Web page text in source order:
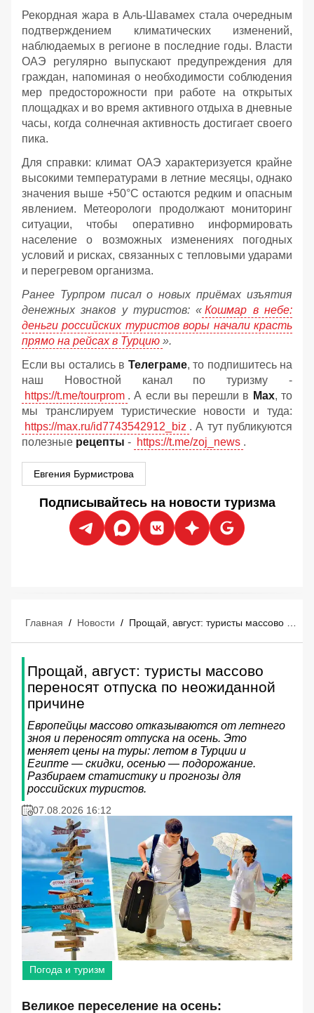
Рекордная жара в Аль-Шавамех стала очередным
подтверждением климатических изменений,
наблюдаемых в регионе в последние годы. Власти
ОАЭ регулярно выпускают предупреждения для
граждан, напоминая о необходимости соблюдения
мер предосторожности при работе на открытых
площадках и во время активного отдыха в дневные
часы, когда солнечная активность достигает своего
пика.
Для справки: климат ОАЭ характеризуется крайне
высокими температурами в летние месяцы, однако
значения выше +50°C остаются редким и опасным
явлением. Метеорологи продолжают мониторинг
ситуации, чтобы оперативно информировать
население о возможных изменениях погодных
условий и рисках, связанных с тепловыми ударами
и перегревом организма.
Ранее Турпром писал о новых приёмах изъятия
денежных знаков у туристов: « Кошмар в небе:
деньги российских туристов воры начали красть
прямо на рейсах в Турцию ».
Если вы остались в Телеграме, то подпишитесь на
наш Новостной канал по туризму -
https://t.me/tourprom . А если вы перешли в Мах, то
мы транслируем туристические новости и туда:
https://max.ru/id7743542912_biz . А тут публикуются
полезные рецепты - https://t.me/zoj_news .
Евгения Бурмистрова
Подписывайтесь на новости туризма
Главная / Новости /
Прощай, август: туристы массово
переносят отпуска по неожиданной
причине
Европейцы массово отказываются от летнего
зноя и переносят отпуска на осень. Это
меняет цены на туры: летом в Турции и
Египте — скидки, осенью — подорожание.
Разбираем статистику и прогнозы для
российских туристов.
07.08.2026 16:12
Погода и туризм
Великое переселение на осень: